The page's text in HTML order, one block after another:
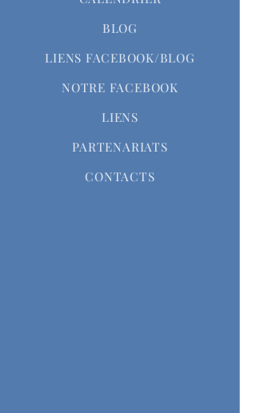
BLOG
LIENS FACEBOOK/BLOG
NOTRE FACEBOOK
LIENS
PARTENARIATS
CONTACTS